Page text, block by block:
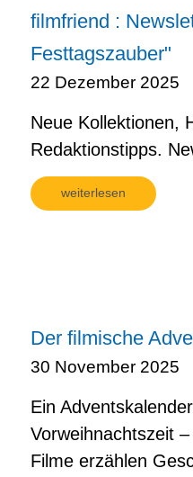
filmfriend :
Festtagszauber"
22 Dezember 2025
Neue Kollektionen,
Redaktionstipps.
weiterlesen
Der filmische
30 November 2025
Ein
Vorweihnachtszeit
Filme erzählen